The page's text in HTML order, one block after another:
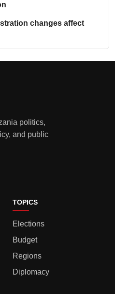
changes affect
politics,
and public
TOPICS
Elections
Budget
Regions
Diplomacy